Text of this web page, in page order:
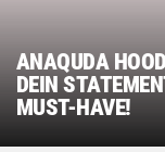
ANAQUDA
DEIN
MUST-HAVE!